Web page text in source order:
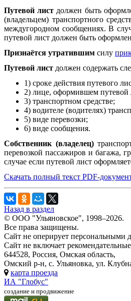
Путевой лист должен быть
(владельцем) транспортного
междугородном сообщениях. В
путевой лист должен быть
Признаётся утратившим силу
Путевой лист должен содержать
1) сроке действия путевого
2) лице, оформившем путевой
3) транспортном средстве;
4) водителе (водителях)
5) виде перевозки;
6) виде сообщения.
Собственник (владелец)
перевозкой пассажиров и багажа,
случае если путевой лист
Скачать полный текст PDF-
Назад в раздел
© ООО "Ульяновское", 1998–2026.
Все права защищены.
Сайт не оперирует персональными
Сайт не включает
644528, Россия, Омская область,
Омский р-н, с. Ульяновка, ул.
карта проезда
ИА "Глобус"
создание и продвижение